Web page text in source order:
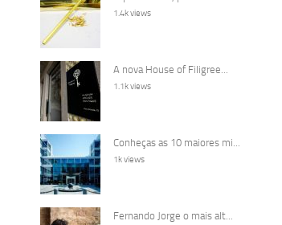
1.4k views
A nova House of Filigree...
1.1k views
Conheças as 10 maiores mi...
1k views
Fernando Jorge o mais alt...